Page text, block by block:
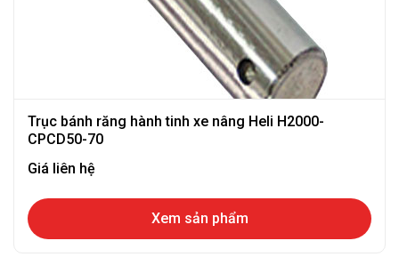
Trục bánh răng hành tinh xe nâng Heli H2000-
CPCD50-70
Giá liên hệ
Xem sản phẩm